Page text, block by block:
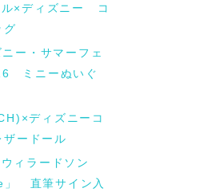
ル×ディズニー コ
グ
ー・サマーフェ
ミニーぬいぐ
ディズニーコ
ードール
ウィラードソン
」 直筆サイン入